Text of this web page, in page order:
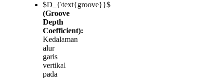
$D_{\text{groove}}$
(Groove
Depth
Coefficient):
Kedalaman
alur
garis
vertikal
pada